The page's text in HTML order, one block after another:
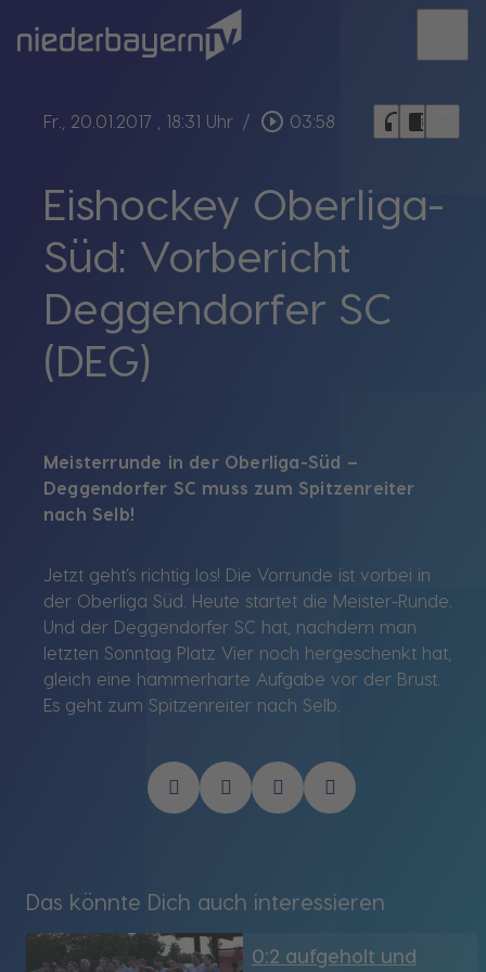
Fr., 20.01.2017 , 18:31 Uhr / play_circle_outline 03:58 headphones chrome_reader_mode
Eishockey Oberliga-
Süd: Vorbericht
Deggendorfer SC
(DEG)
Meisterrunde in der Oberliga-Süd –
Deggendorfer SC muss zum Spitzenreiter
nach Selb!
Jetzt geht’s richtig los! Die Vorrunde ist vorbei in
der Oberliga Süd. Heute startet die Meister-Runde.
Und der Deggendorfer SC hat, nachdem man
letzten Sonntag Platz Vier noch hergeschenkt hat,
gleich eine hammerharte Aufgabe vor der Brust.
Es geht zum Spitzenreiter nach Selb.
Das könnte Dich auch interessieren
0:2 aufgeholt und